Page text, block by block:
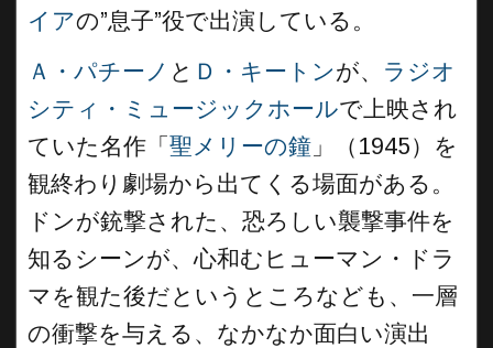
イアの”息子”役で出演している。
Ａ・パチーノ と Ｄ・キートンが、 ラジオ
シティ・ミュージックホールで上映され
ていた名作「 聖メリーの鐘 」（1945）を
観終わり劇場から出てくる場面がある。
ドンが銃撃された、恐ろしい襲撃事件を
知るシーンが、心和むヒューマン・ドラ
マを観た後だというところなども、一層
の衝撃を与える、なかなか面白い演出